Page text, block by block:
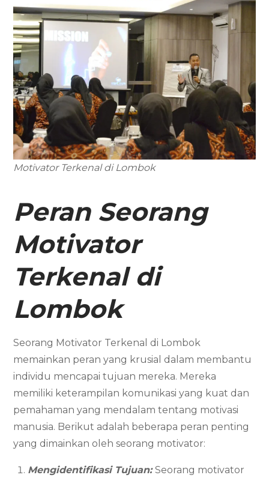
Motivator Terkenal di Lombok
Peran Seorang
Motivator
Terkenal di
Lombok
Seorang Motivator Terkenal di Lombok
memainkan peran yang krusial dalam membantu
individu mencapai tujuan mereka. Mereka
memiliki keterampilan komunikasi yang kuat dan
pemahaman yang mendalam tentang motivasi
manusia. Berikut adalah beberapa peran penting
yang dimainkan oleh seorang motivator:
Mengidentifikasi Tujuan:Seorang motivator